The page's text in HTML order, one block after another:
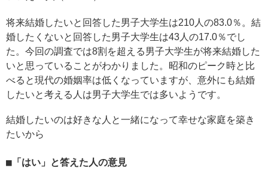
将来結婚したいと回答した男子大学生は210人の83.0％。結
婚したくないと回答した男子大学生は43人の17.0％でし
た。今回の調査では8割を超える男子大学生が将来結婚した
いと思っていることがわかりました。昭和のピーク時と比
べると現代の婚姻率は低くなっていますが、意外にも結婚
したいと考える人は男子大学生では多いようです。
結婚したいのは好きな人と一緒になって幸せな家庭を築き
たいから
「はい」と答えた人の意見